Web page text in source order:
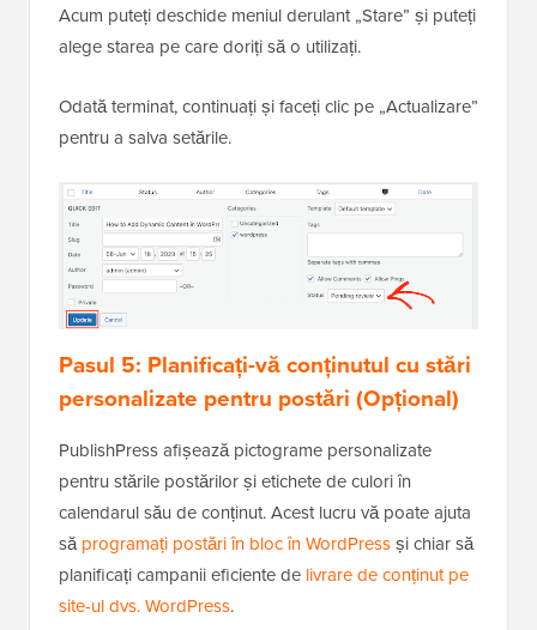
Acum puteți deschide meniul derulant „Stare” și puteți
alege starea pe care doriți să o utilizați.
Odată terminat, continuați și faceți clic pe „Actualizare”
pentru a salva setările.
Pasul 5: Planificați-vă conținutul cu stări
personalizate pentru postări (Opțional)
PublishPress afișează pictograme personalizate
pentru stările postărilor și etichete de culori în
calendarul său de conținut. Acest lucru vă poate ajuta
săprogramați postări în bloc în WordPressși chiar să
planificați campanii eficiente de livrare de conținut pe
site-ul dvs. WordPress.